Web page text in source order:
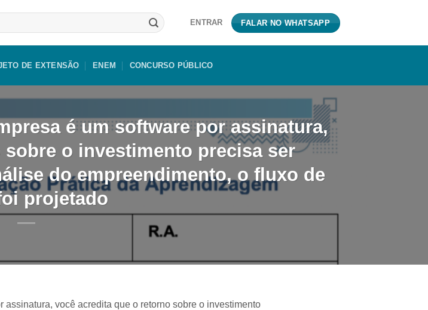
ENTRAR FALAR NO WHATSAPP
DE EXTENSÃO ENEM CONCURSO PÚBLICO
é um software por assinatura,
o investimento precisa ser
do empreendimento, o fluxo de
projetado
você acredita que o retorno sobre o investimento